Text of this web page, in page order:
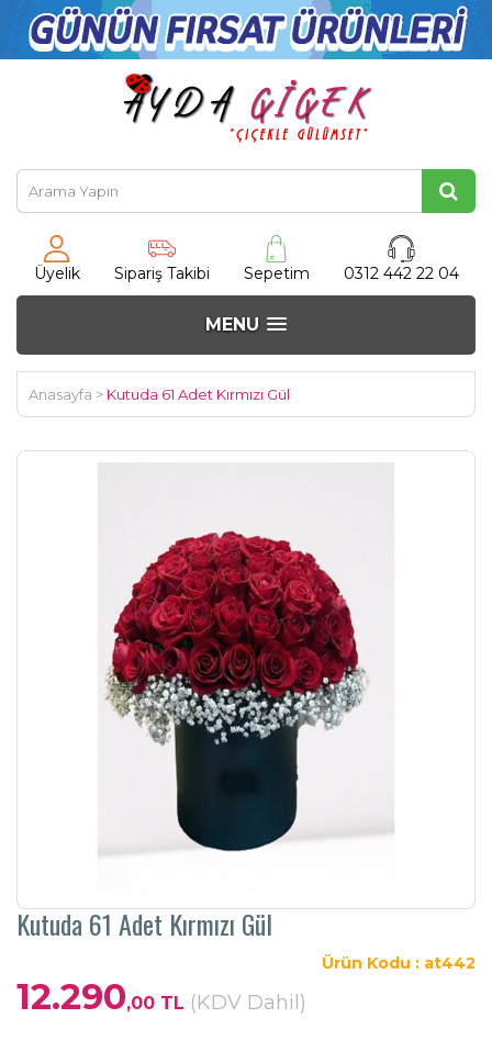
Üyelik Sipariş Takibi Sepetim 0312 442 22 04
MENU
Anasayfa > Kutuda 61 Adet Kırmızı Gül
Kutuda 61 Adet Kırmızı Gül
Ürün Kodu : at442
12.290,00 TL (KDV Dahil)